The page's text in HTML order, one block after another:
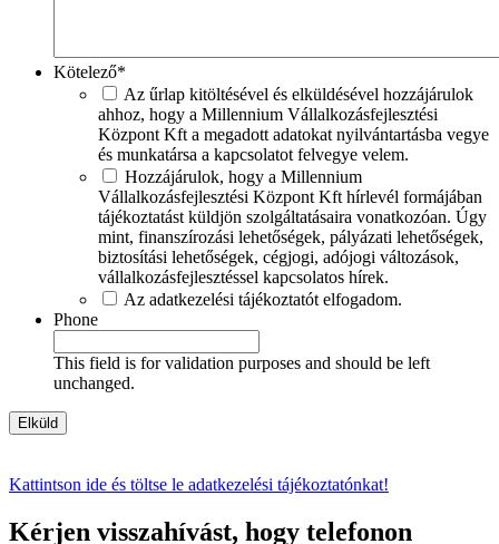
Kötelező*
Az űrlap kitöltésével és elküldésével hozzájárulok
ahhoz, hogy a Millennium Vállalkozásfejlesztési
Központ Kft a megadott adatokat nyilvántartásba vegye
és munkatársa a kapcsolatot felvegye velem.
Hozzájárulok, hogy a Millennium
Vállalkozásfejlesztési Központ Kft hírlevél formájában
tájékoztatást küldjön szolgáltatásaira vonatkozóan. Úgy
mint, finanszírozási lehetőségek, pályázati lehetőségek,
biztosítási lehetőségek, cégjogi, adójogi változások,
vállalkozásfejlesztéssel kapcsolatos hírek.
Az adatkezelési tájékoztatót elfogadom.
Phone
This field is for validation purposes and should be left
unchanged.
Kattintson ide és töltse le adatkezelési tájékoztatónkat!
Kérjen visszahívást, hogy telefonon